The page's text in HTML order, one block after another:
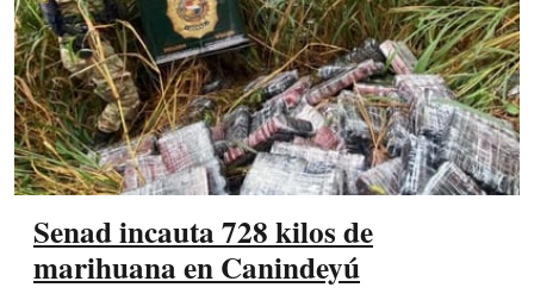
Senad incauta 728 kilos de
marihuana en Canindeyú